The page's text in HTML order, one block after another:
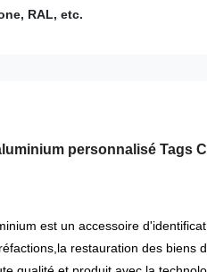
RAL, etc.
personnalisé Tags
est un accessoire
restauration des biens